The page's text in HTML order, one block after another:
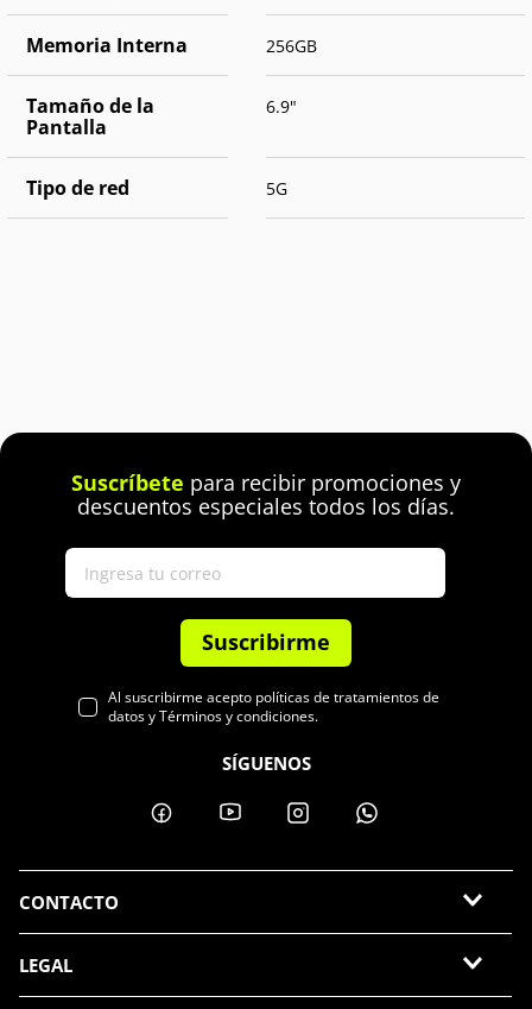
Memoria Interna 256GB
Tamaño de la
Pantalla
6.9"
Tipo de red 5G
Suscríbete para recibir promociones y
descuentos especiales todos los días.
Suscribirme
Al suscribirme acepto políticas de tratamientos de
datos y Términos y condiciones.
SÍGUENOS
CONTACTO
LEGAL